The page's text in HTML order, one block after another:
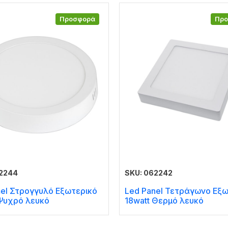
Προσφορά
Στρογγυλό Εξωτερικό
λευκό
SKU: 062242
Led Panel Τετράγωνο
18watt Θερμό λευκό